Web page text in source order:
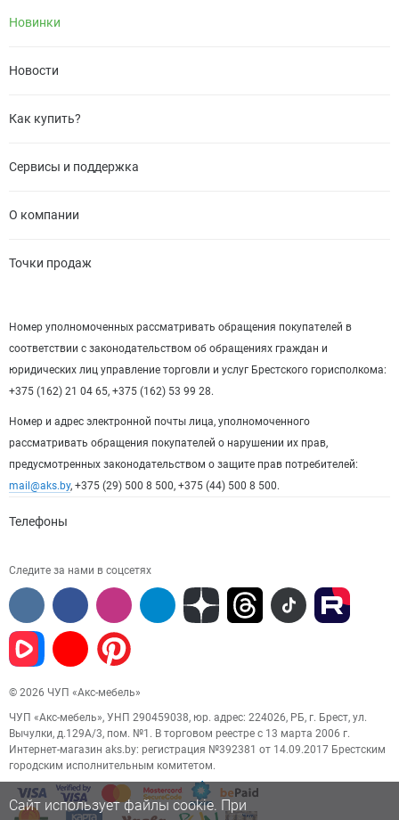
Новинки
Новости
Как купить?
Сервисы и поддержка
О компании
Точки продаж
Номер уполномоченных рассматривать обращения покупателей в
соответствии с законодательством об обращениях граждан и
юридических лиц управление торговли и услуг Брестского горисполкома:
+375 (162) 21 04 65, +375 (162) 53 99 28.
Номер и адрес электронной почты лица, уполномоченного
рассматривать обращения покупателей о нарушении их прав,
предусмотренных законодательством о защите прав потребителей:
mail@aks.by, +375 (29) 500 8 500, +375 (44) 500 8 500.
Телефоны
Следите за нами в соцсетях
© 2026 ЧУП «Акс-мебель»
ЧУП «Акс-мебель», УНП 290459038, юр. адрес: 224026, РБ, г. Брест, ул.
Вычулки, д.129А/3, пом. №1. В торговом реестре с 13 марта 2006 г.
Интернет-магазин aks.by: регистрация №392381 от 14.09.2017 Брестским
городским исполнительным комитетом.
Сайт использует файлы cookie. При